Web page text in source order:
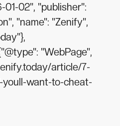
02", "publisher":
"name": "Zenify",
"WebPage",
article/7-
want-to-cheat-